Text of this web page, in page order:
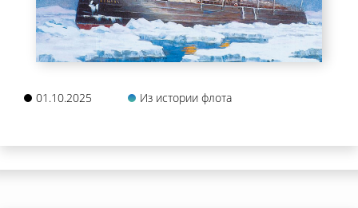
01.10.2025 Из истории флота